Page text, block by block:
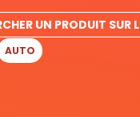
UN PRODUIT SUR
AUTO